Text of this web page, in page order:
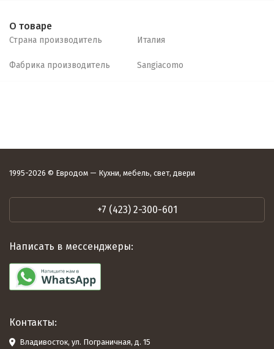
О товаре
Страна производитель Италия
Фабрика производитель Sangiacomo
1995-2026 © Евродом — Кухни, мебель, свет, двери
+7 (423) 2-300-601
Написать в мессенджеры:
Контакты:
Владивосток, ул. Пограничная, д. 15